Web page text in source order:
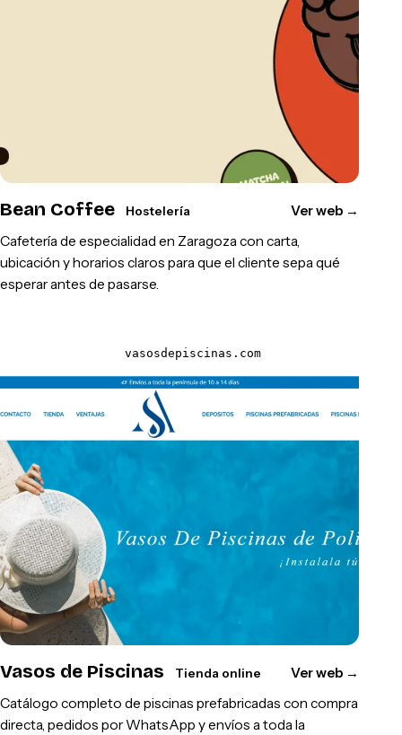
Bean Coffee Hostelería Ver web →
Cafetería de especialidad en Zaragoza con carta,
ubicación y horarios claros para que el cliente sepa qué
esperar antes de pasarse.
vasosdepiscinas.com
Vasos de Piscinas Tienda online Ver web →
Catálogo completo de piscinas prefabricadas con compra
directa, pedidos por WhatsApp y envíos a toda la